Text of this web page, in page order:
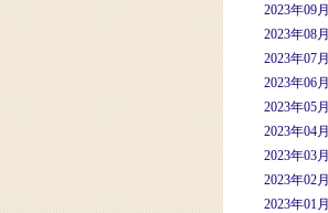
2023年09月
2023年08月
2023年07月
2023年06月
2023年05月
2023年04月
2023年03月
2023年02月
2023年01月